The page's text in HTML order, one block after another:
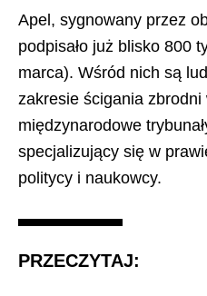
Apel, sygnowany przez
podpisało już blisko 800
marca). Wśród nich są
zakresie ścigania zbrodni
międzynarodowe
specjalizujący się w
politycy i naukowcy.
PRZECZYTAJ: